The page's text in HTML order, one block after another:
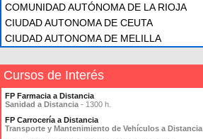
COMUNIDAD AUTÓNOMA DE LA RIOJA
CIUDAD AUTONOMA DE CEUTA
CIUDAD AUTONOMA DE MELILLA
Cursos de Interés
FP Farmacia a Distancia
Sanidad a Distancia - 1300 h.
FP Carrocería a Distancia
Transporte y Mantenimiento de Vehículos a Distancia